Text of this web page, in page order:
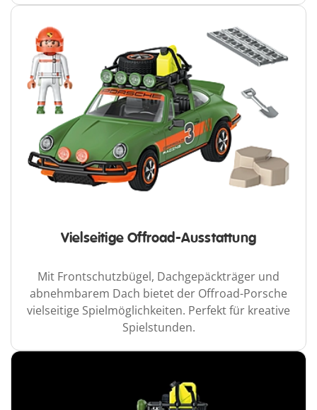
Vielseitige Offroad-Ausstattung
Mit Frontschutzbügel, Dachgepäckträger und
abnehmbarem Dach bietet der Offroad-Porsche
vielseitige Spielmöglichkeiten. Perfekt für kreative
Spielstunden.